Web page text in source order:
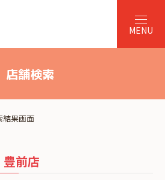
店舗検索
結果画面
前店